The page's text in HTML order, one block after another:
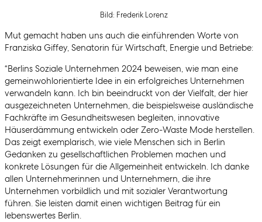
Bild: Frederik Lorenz
Mut gemacht haben uns auch die einführenden Worte von
Franziska Giffey, Senatorin für Wirtschaft, Energie und Betriebe:
“Berlins Soziale Unternehmen 2024 beweisen, wie man eine
gemeinwohlorientierte Idee in ein erfolgreiches Unternehmen
verwandeln kann. Ich bin beeindruckt von der Vielfalt, der hier
ausgezeichneten Unternehmen, die beispielsweise ausländische
Fachkräfte im Gesundheitswesen begleiten, innovative
Häuserdämmung entwickeln oder Zero-Waste Mode herstellen.
Das zeigt exemplarisch, wie viele Menschen sich in Berlin
Gedanken zu gesellschaftlichen Problemen machen und
konkrete Lösungen für die Allgemeinheit entwickeln. Ich danke
allen Unternehmerinnen und Unternehmern, die ihre
Unternehmen vorbildlich und mit sozialer Verantwortung
führen. Sie leisten damit einen wichtigen Beitrag für ein
lebenswertes Berlin.